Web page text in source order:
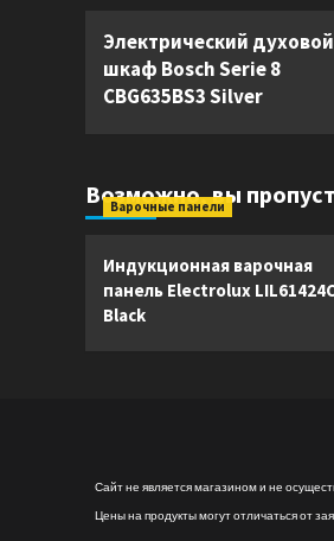
Электрический духовой
шкаф Bosch Serie 8
CBG635BS3 Silver
Возможно, вы
Варочные панели
Индукционная варочная
панель Electrolux
Black
Сайт не является магазином и не
Цены на продукты могут отличаться от